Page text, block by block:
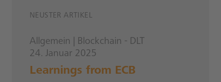
NEUSTER ARTIKEL
Allgemein
Blockchain - DLT
24. Januar 2025
Learnings from ECB